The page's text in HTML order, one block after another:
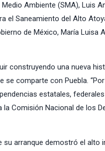
Ambiente (SMA), Luis
el Saneamiento del Alto
de México, María Luisa
construyendo una nueva
se comparte con Puebla. “Por
estatales,
Comisión Nacional de los
su arranque demostró el alto